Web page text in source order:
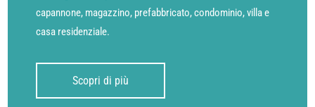
capannone, magazzino, prefabbricato, condominio, villa e
casa residenziale.
Scopri di più